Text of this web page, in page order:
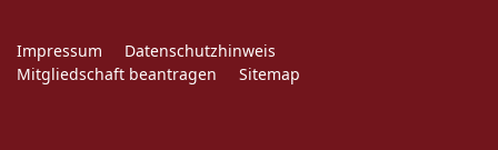
Impressum
Datenschutzhinweis
Mitgliedschaft beantragen
Sitemap